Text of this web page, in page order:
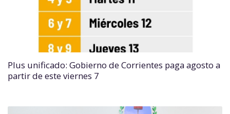
Plus unificado: Gobierno de Corrientes paga agosto a
partir de este viernes 7